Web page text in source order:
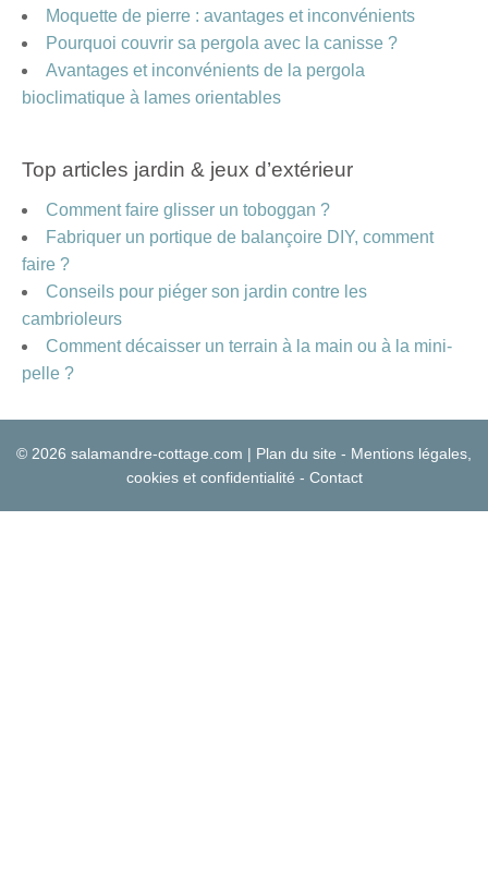
Moquette de pierre : avantages et inconvénients
Pourquoi couvrir sa pergola avec la canisse ?
Avantages et inconvénients de la pergola
bioclimatique à lames orientables
Top articles jardin & jeux d’extérieur
Comment faire glisser un toboggan ?
Fabriquer un portique de balançoire DIY, comment
faire ?
Conseils pour piéger son jardin contre les
cambrioleurs
Comment décaisser un terrain à la main ou à la mini-
pelle ?
© 2026 salamandre-cottage.com | Plan du site - Mentions légales,
cookies et confidentialité - Contact